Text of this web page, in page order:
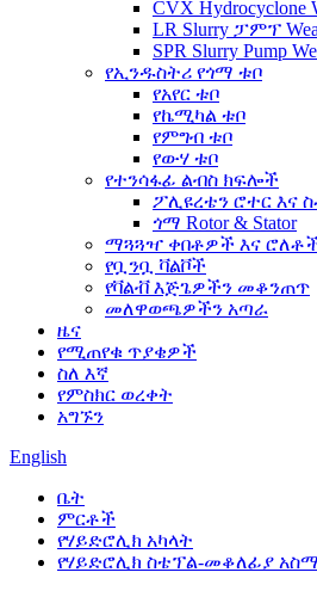
CVX
LR Slurry ፓምፕ
SPR Slurry Pump
የኢንዱስትሪ የጎማ ቱቦ
የአየር ቱቦ
የኬሚካል ቱቦ
የምግብ ቱቦ
የውሃ ቱቦ
የተንሳፋፊ ልብስ ክፍሎች
ፖሊዩረቴን ሮተር እና
ጎማ Rotor & Stator
ማጓጓዣ ቀበቶዎች እና
የቧንቧ ቫልቮች
የቫልቭ እጅጌዎችን መቆንጠጥ
መለዋወጫዎችን አጣራ
ዜና
የሚጠየቁ ጥያቄዎች
ስለ እኛ
የምስክር ወረቀት
አግኙን
English
ቤት
ምርቶች
የሃይድሮሊክ አካላት
የሃይድሮሊክ ስቴፕል-መቆለፊያ